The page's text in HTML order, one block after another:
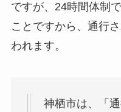
ですが、24時間体制
ことですから、通行
われます。
神栖市は、「